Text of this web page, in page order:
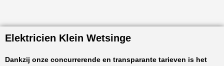
Elektricien Klein Wetsinge
Dankzij onze concurrerende en transparante tarieven is het